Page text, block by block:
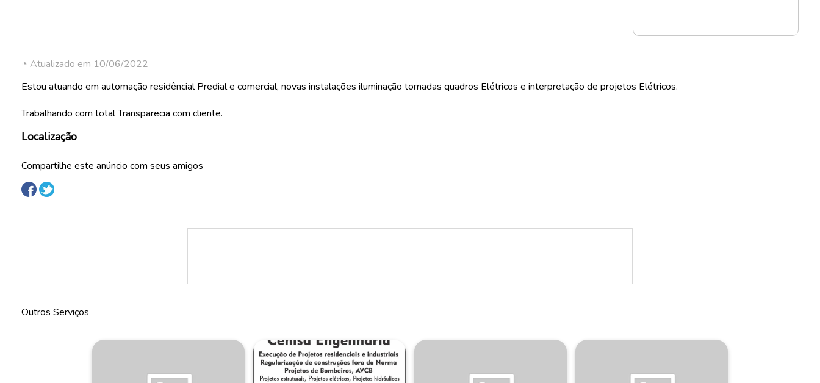
◔ Atualizado em 10/06/2022
Estou atuando em automação residêncial Predial e comercial, novas instalações iluminação tomadas quadros Elétricos e interpretação de projetos Elétricos.
Trabalhando com total Transparecia com cliente.
Localização
Compartilhe este anúncio com seus amigos
Outros Serviços